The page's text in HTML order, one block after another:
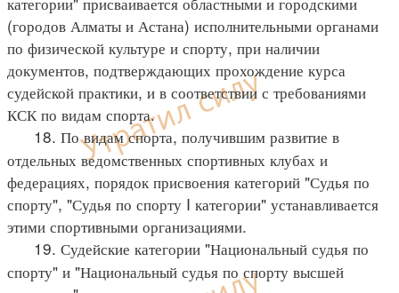
(городов Алматы и Астана) исполнительными органами
по физической культуре и спорту, при наличии
документов, подтверждающих прохождение курса
судейской практики, и в соответствии с требованиями
КСК по видам спорта.
18. По видам спорта, получившим развитие в
отдельных ведомственных спортивных клубах и
федерациях, порядок присвоения категорий "Судья по
спорту", "Судья по спорту I категории" устанавливается
этими спортивными организациями.
19. Судейские категории "Национальный судья по
спорту" и "Национальный судья по спорту высшей